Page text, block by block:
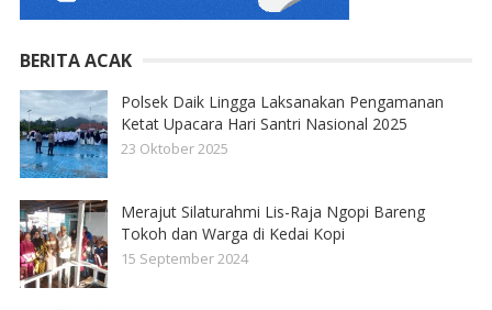
BERITA ACAK
Polsek Daik Lingga Laksanakan Pengamanan
Ketat Upacara Hari Santri Nasional 2025
23 Oktober 2025
Merajut Silaturahmi Lis-Raja Ngopi Bareng
Tokoh dan Warga di Kedai Kopi
15 September 2024